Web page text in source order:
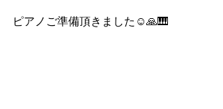
ピアノご準備頂きました☺️🙏🎹